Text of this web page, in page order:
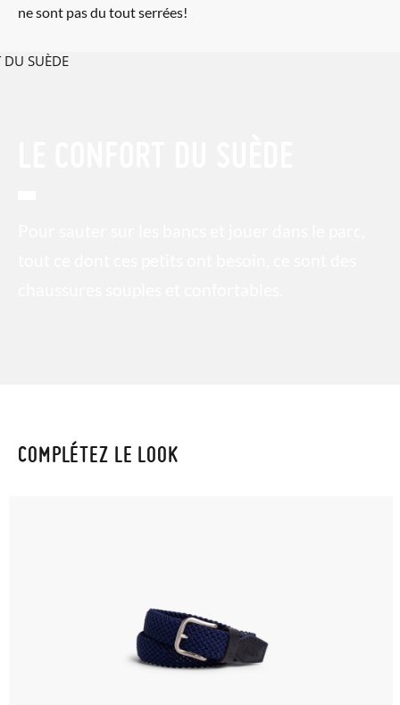
ne sont pas du tout serrées!
COMPLÉTEZ LE LOOK